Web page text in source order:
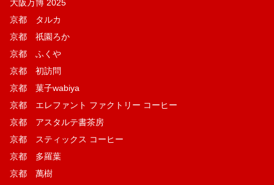
大阪万博 2025
京都 タルカ
京都 祇園ろか
京都 ふくや
京都 初訪問
京都 菓子wabiya
京都 エレファント ファクトリー コーヒー
京都 アスタルテ書茶房
京都 スティックス コーヒー
京都 多羅葉
京都 萬樹